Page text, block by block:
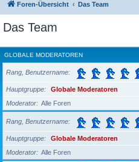
Foren-Übersicht Das Team
Das Team
GLOBALE MODERATOREN
Rang, Benutzername
Hauptgruppe
Globale Moderatoren
Moderator
Alle Foren
Rang, Benutzername
Hauptgruppe
Globale Moderatoren
Moderator
Alle Foren